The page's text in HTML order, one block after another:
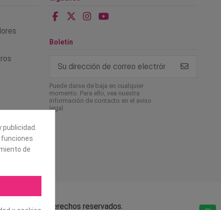
Boletín
Puede darse de baja en cualquier
momento. Para ello, vea nuestra
información de contacto en el aviso
legal.
Todos los derechos reservados.
publicidad.
de